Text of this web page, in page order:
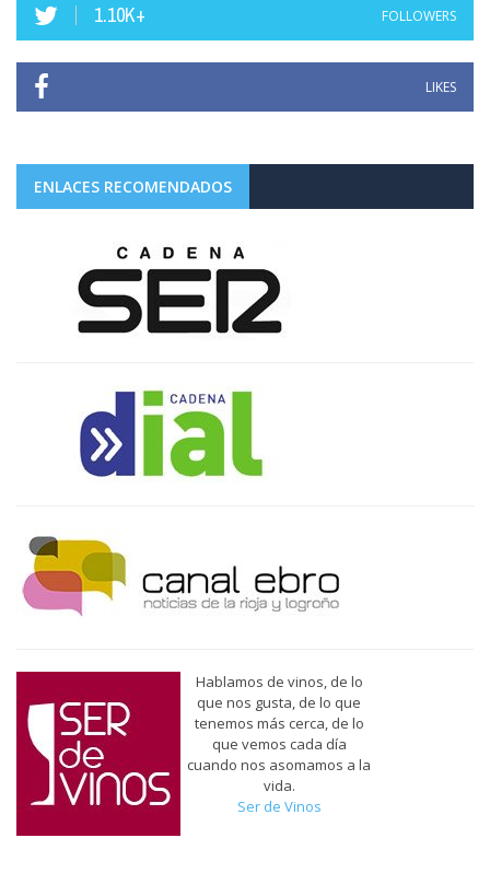
1.10K+ FOLLOWERS
LIKES
ENLACES RECOMENDADOS
Hablamos de vinos, de lo
que nos gusta, de lo que
tenemos más cerca, de lo
que vemos cada día
cuando nos asomamos a la
vida.
Ser de Vinos